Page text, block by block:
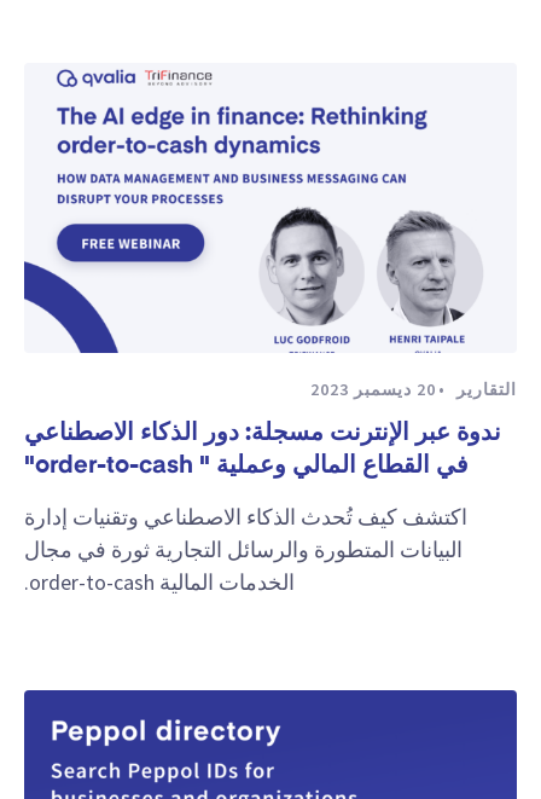
التقارير 20 ديسمبر 2023
ندوة عبر الإنترنت مسجلة: دور الذكاء الاصطناعي
في القطاع المالي وعملية " order-to-cash"
اكتشف كيف تُحدث الذكاء الاصطناعي وتقنيات إدارة
البيانات المتطورة والرسائل التجارية ثورة في مجال
الخدمات المالية order-to-cash.